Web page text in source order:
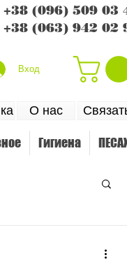
+38 (096) 509 03
+38 (063) 942 02
Вход
О нас
Гигиена